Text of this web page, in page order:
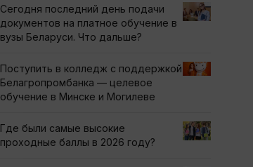
Сегодня последний день подачи
документов на платное обучение в
вузы Беларуси. Что дальше?
Поступить в колледж с поддержкой
Белагропромбанка — целевое
обучение в Минске и Могилеве
Где были самые высокие
проходные баллы в 2026 году?